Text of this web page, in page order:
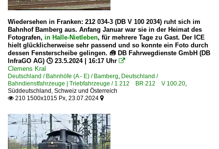
Wiedersehen in Franken: 212 034-3 (DB V 100 2034) ruht sich im
Bahnhof Bamberg aus. Anfang Januar war sie in der Heimat des
Fotografen, in Halle-Nietleben, für mehrere Tage zu Gast. Der ICE
hielt glücklicherweise sehr passend und so konnte ein Foto durch
dessen Fensterscheibe gelingen. 🧰 DB Fahrwegdienste GmbH (DB
InfraGO AG) 🕓 23.5.2024 | 16:17 Uhr 
Clemens Kral
Deutschland / Bahnhöfe (A - E) / Bamberg, Deutschland /
Bahndienstfahrzeuge | Triebfahrzeuge / 1 212 BR 212 V 100.20,
Süddeutschland, Schweiz und Österreich
 210 1500x1015 Px, 23.07.2024 